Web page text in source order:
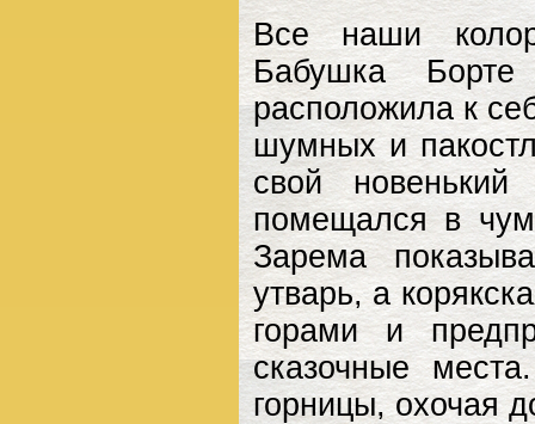
Все наши
Бабушка
расположила к
шумных и
свой
помещался в
Зарема
утварь, а
горами и
сказочные
горницы, охочая